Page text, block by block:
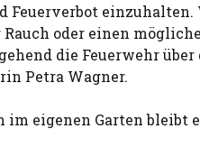
Feuerverbot einzuhalten.
Rauch oder einen
die Feuerwehr über
Petra Wagner.
im eigenen Garten bleibt